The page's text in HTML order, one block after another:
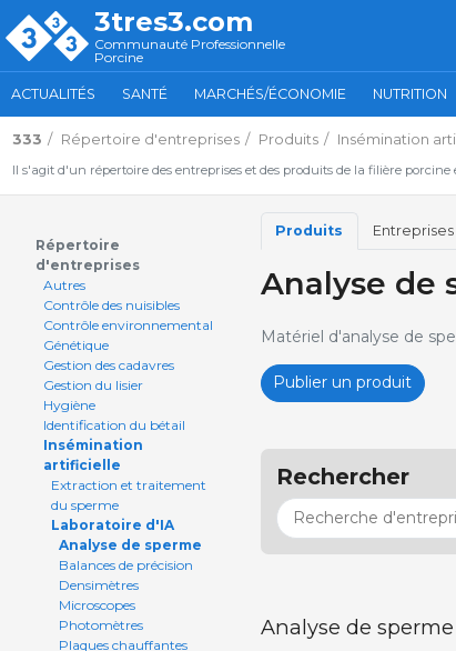
3tres3.com
Communauté Professionnelle
Porcine
ACTUALITÉS SANTÉ MARCHÉS/ÉCONOMIE NUTRITION
333 Répertoire d'entreprises Produits Insémination
Il s'agit d'un répertoire des entreprises et des produits de la filière
Répertoire
d'entreprises
Autres
Contrôle des nuisibles
Contrôle environnemental
Génétique
Gestion des cadavres
Gestion du lisier
Hygiène
Identification du bétail
Insémination
artificielle
Extraction et traitement
du sperme
Laboratoire d'IA
Analyse de sperme
Balances de précision
Densimètres
Microscopes
Photomètres
Plaques chauffantes
Produits Entreprises
Analyse de
Matériel d'analyse de
Publier un produit
Rechercher
Analyse de sperme